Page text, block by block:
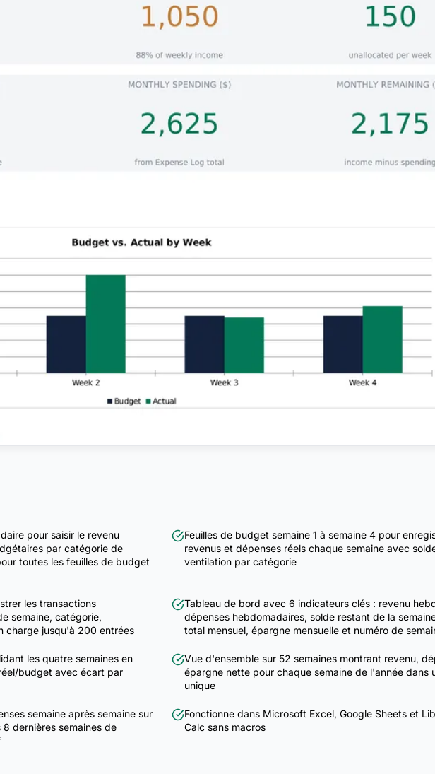
pour saisir le revenu
par catégorie de
toutes les feuilles de budget
Feuilles de budget semaine 1 à semaine 4 pour
revenus et dépenses réels chaque semaine avec
ventilation par catégorie
les transactions
semaine, catégorie,
charge jusqu'à 200 entrées
Tableau de bord avec 6 indicateurs clés : revenu
dépenses hebdomadaires, solde restant de la
total mensuel, épargne mensuelle et numéro de
les quatre semaines en
budget avec écart par
Vue d'ensemble sur 52 semaines montrant revenu,
épargne nette pour chaque semaine de l'année dans
unique
semaine après semaine sur
dernières semaines de
Fonctionne dans Microsoft Excel, Google Sheets et
Calc sans macros